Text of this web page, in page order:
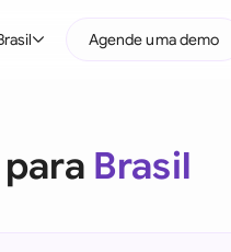
Médio porte
Agende uma demo
Brasil